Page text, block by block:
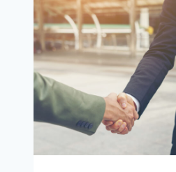
(predmety
činnosti)
neziskovej
organizácie